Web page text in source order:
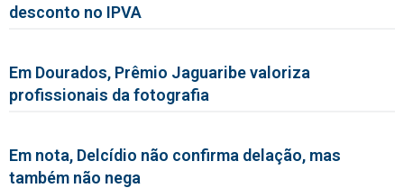
desconto no IPVA
Em Dourados, Prêmio Jaguaribe valoriza
profissionais da fotografia
Em nota, Delcídio não confirma delação, mas
também não nega